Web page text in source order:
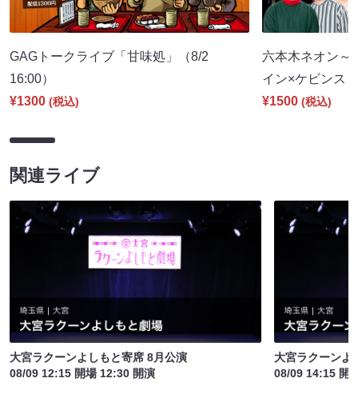
GAGトークライブ「甘味処」（8/2
16:00）
¥1300 (税込)
六本木ネオン～
イン×ケビンス
¥1500 (税込)
関連ライブ
大宮ラクーンよしもと寄席 8月公演
08/09 12:15 開場 12:30 開演
大宮ラクーンよ
08/09 14:15 開